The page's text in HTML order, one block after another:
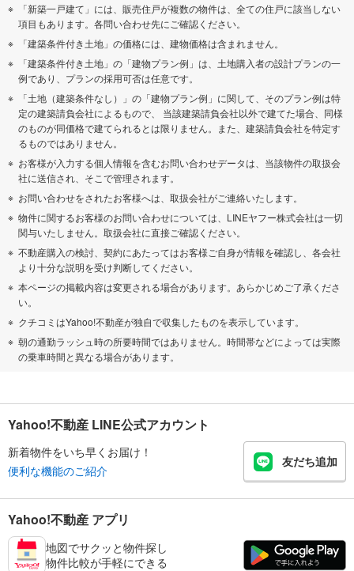
「新築一戸建て」には、販売住戸が複数の物件は、全ての住戸に該当しない
項目もあります。各問い合わせ先にご確認ください。
「建築条件付き土地」の価格には、建物価格は含まれません。
「建築条件付き土地」の「建物プラン例」は、土地購入者の設計プランの一
例であり、プランの採用可否は任意です。
「土地（建築条件なし）」の「建物プラン例」に関して、そのプラン例は特
定の建築請負会社によるもので、 当該建築請負会社以外で建てた場合、同様
のものが同価格で建てられるとは限りません。また、建築請負会社を特定す
るものではありません。
お客様が入力する個人情報を含むお問い合わせデータは、当該物件の取扱会
社に送信され、そこで管理されます。
お問い合わせをされたお客様へは、取扱会社がご連絡いたします。
物件に関するお客様のお問い合わせについては、LINEヤフー株式会社は一切
関与いたしません。取扱会社に直接ご確認ください。
不動産購入の検討、契約にあたってはお客様ご自身が情報を確認し、各会社
より十分な説明を受け判断してください。
本ページの掲載内容は変更される場合があります。あらかじめご了承くださ
い。
クチコミはYahoo!不動産が独自で収集したものを表示しています。
朝の通勤ラッシュ時の所要時間ではありません。時間帯などによっては実際
の乗車時間と異なる場合があります。
Yahoo!不動産 LINE公式アカウント
新着物件をいち早くお届け！
便利な機能のご紹介
友だち追加
Yahoo!不動産 アプリ
地図でサクッと物件探し
物件比較が手軽にできる